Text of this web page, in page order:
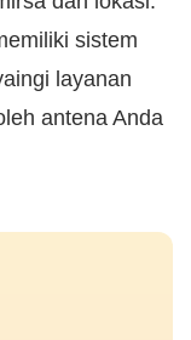
sistem
layanan
antena Anda